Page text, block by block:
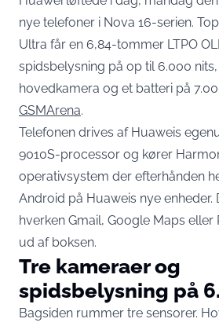
nye telefoner i Nova 16-serien.
Ultra får en 6,84-tommer LTPO
spidsbelysning på op til 6.000
hovedkamera og et batteri på
GSMArena.
Telefonen drives af Huaweis
9010S-processor og kører
operativsystem der efterhånden
Android på Huaweis nye enheder.
hverken Gmail, Google Maps
ud af boksen.
Tre kameraer og
spidsbelysning på
Bagsiden rummer tre sensorer.